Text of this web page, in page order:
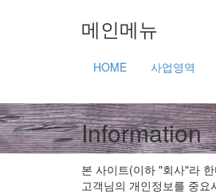
메인메뉴
HOME 사업영역
Information
본 사이트(이하 "회사"라
고객님의 개인정보를 중